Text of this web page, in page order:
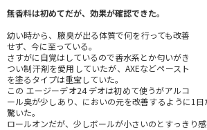
無香料は初めてだが、効果が確認できた。
幼い時から、腋臭が出る体質で何を行っても改善
せず、今に至っている。
さすがに自覚はしているので香水系とか匂いがき
つい制汗剤を愛用していたが、AXEなどペースト
を塗るタイプは重宝していた。
この エージーデオ24 デオは初めて使うがアルコ
ール臭が少しあり、においの元を改善するように1
驚いた。
ロールオンだが、少しボールが小さいのとすっきり感